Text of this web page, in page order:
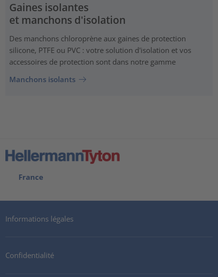
Gaines isolantes
et manchons d'isolation
Des manchons chloroprène aux gaines de protection
silicone, PTFE ou PVC : votre solution d'isolation et vos
accessoires de protection sont dans notre gamme
Manchons isolants
France
Informations légales
Confidentialité